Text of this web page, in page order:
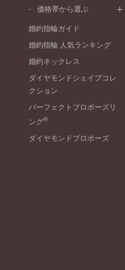
ダブルサイドメレ
ラインメレ
シンプル
モード
エレガント
ゴージャス
価格帯から選ぶ
50万円台～
20万円台～
10万円台～
婚約指輪ガイド
婚約指輪 人気ランキング
婚約ネックレス
ダイヤモンドシェイプコレ
クション
パーフェクトプロポーズリ
ング®
ダイヤモンドプロポーズ